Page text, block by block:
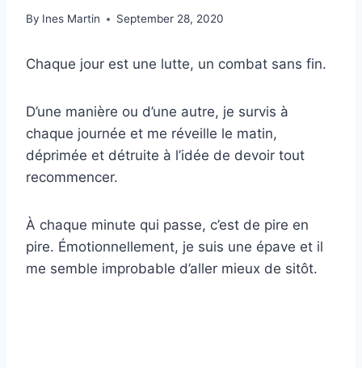
By Ines Martin September 28, 2020
Chaque jour est une lutte, un combat sans fin.
D’une manière ou d’une autre, je survis à
chaque journée et me réveille le matin,
déprimée et détruite à l’idée de devoir tout
recommencer.
À chaque minute qui passe, c’est de pire en
pire. Émotionnellement, je suis une épave et il
me semble improbable d’aller mieux de sitôt.